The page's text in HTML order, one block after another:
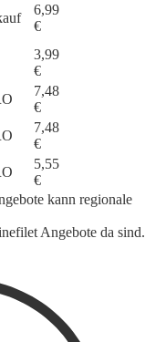
6,99
€
3,99
€
7,48
€
7,48
€
5,55
€
kann regionale
Angebote da sind.